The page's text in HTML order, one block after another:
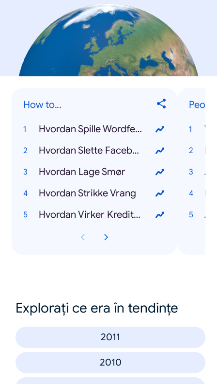
How to...
Hvordan Spille Wordfeud
Hvordan Slette Facebook
Hvordan Lage Smør
Hvordan Strikke Vrang
Hvordan Virker Kredittkort
Explorați ce era în tendințe
2011
2010